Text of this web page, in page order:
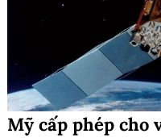
Mỹ cấp phép cho